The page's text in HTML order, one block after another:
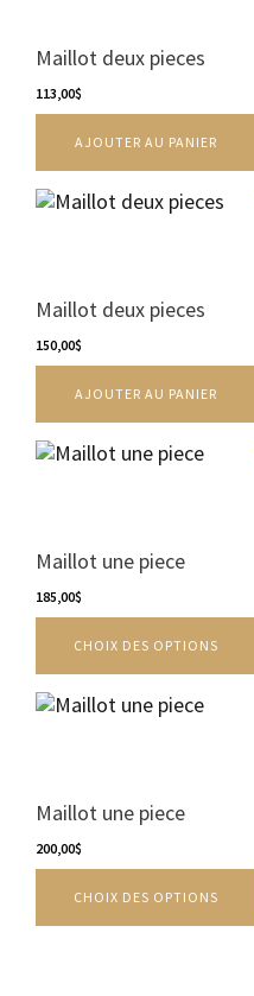
Maillot deux pieces
113,00$
AJOUTER AU PANIER
Maillot deux pieces
150,00$
AJOUTER AU PANIER
Maillot une piece
185,00$
CHOIX DES OPTIONS
Ce
variations.
Les
options
peuvent
choisies
sur
produit
Maillot une piece
200,00$
CHOIX DES OPTIONS
Ce
variations.
Les
options
peuvent
choisies